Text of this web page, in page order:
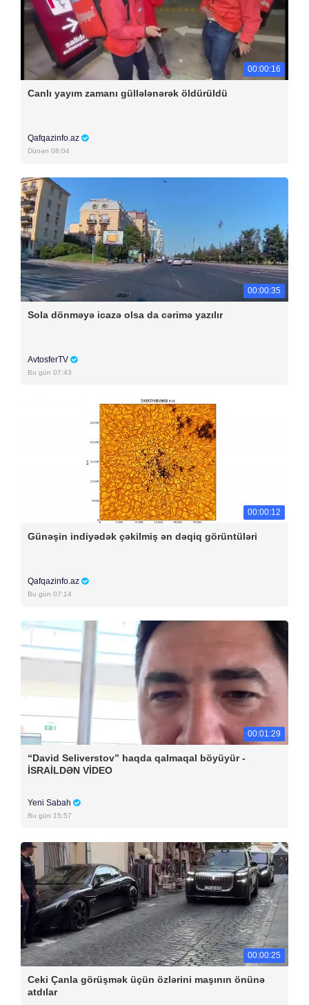
00:00:16
Canlı yayım zamanı güllələnərək öldürüldü
Qafqazinfo.az
Dünən 08:04
00:00:35
Sola dönməyə icazə olsa da cərimə yazılır
AvtosferTV
Bu gün 07:43
00:00:12
Günəşin indiyədək çəkilmiş ən dəqiq görüntüləri
Qafqazinfo.az
Bu gün 07:14
00:01:29
“David Seliverstov” haqda qalmaqal böyüyür -
İSRAİLDƏN VİDEO
Yeni Sabah
Bu gün 15:57
00:00:25
Ceki Çanla görüşmək üçün özlərini maşının önünə
atdılar